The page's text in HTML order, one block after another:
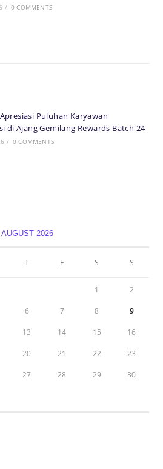
/ 0 COMMENTS
Puluhan Karyawan
di Ajang Gemilang Rewards Batch 24
/ 0 COMMENTS
AUGUST 2026
T F S S
1 2
6 7 8 9
13 14 15 16
20 21 22 23
27 28 29 30